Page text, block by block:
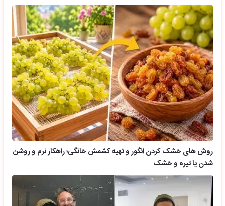
روش های خشک کردن انگور و تهیه کشمش خانگی؛ راهکار نرم و روشن
شدن یا تیره و خشک